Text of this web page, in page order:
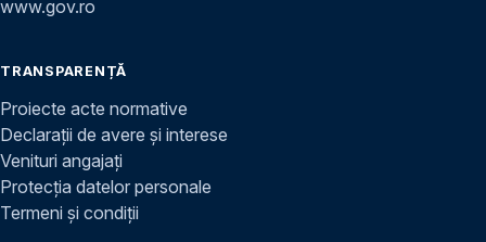
www.gov.ro
TRANSPARENȚĂ
Proiecte acte normative
Declarații de avere și interese
Venituri angajați
Protecția datelor personale
Termeni și condiții